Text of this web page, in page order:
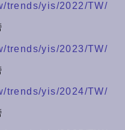
trends/yis/2022/TW/
trends/yis/2023/TW/
trends/yis/2024/TW/